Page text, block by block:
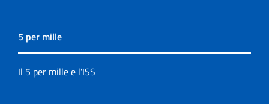
5 per mille
Il 5 per mille e l'ISS